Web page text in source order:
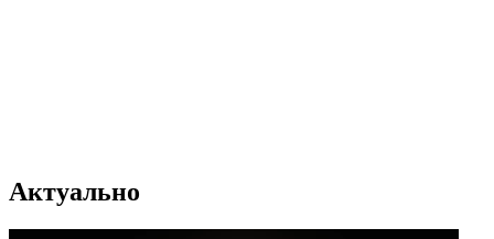
Актуально